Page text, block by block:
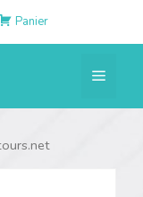
Panier
Menu